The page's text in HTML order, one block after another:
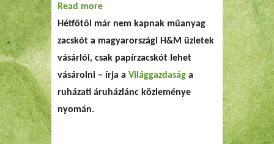
Read more about Nem adnak többé műanyag
zacskót a H&M-ben
Hétfőtől már nem kapnak műanyag
zacskót a magyarországi H&M üzletek
vásárlói, csak papírzacskót lehet
vásárolni – írja a Világgazdaság a
ruházati áruházlánc közleménye
nyomán.